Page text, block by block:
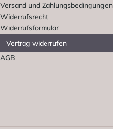
Versand und Zahlungsbedingungen
Widerrufsrecht
Widerrufsformular
Vertrag widerrufen
AGB